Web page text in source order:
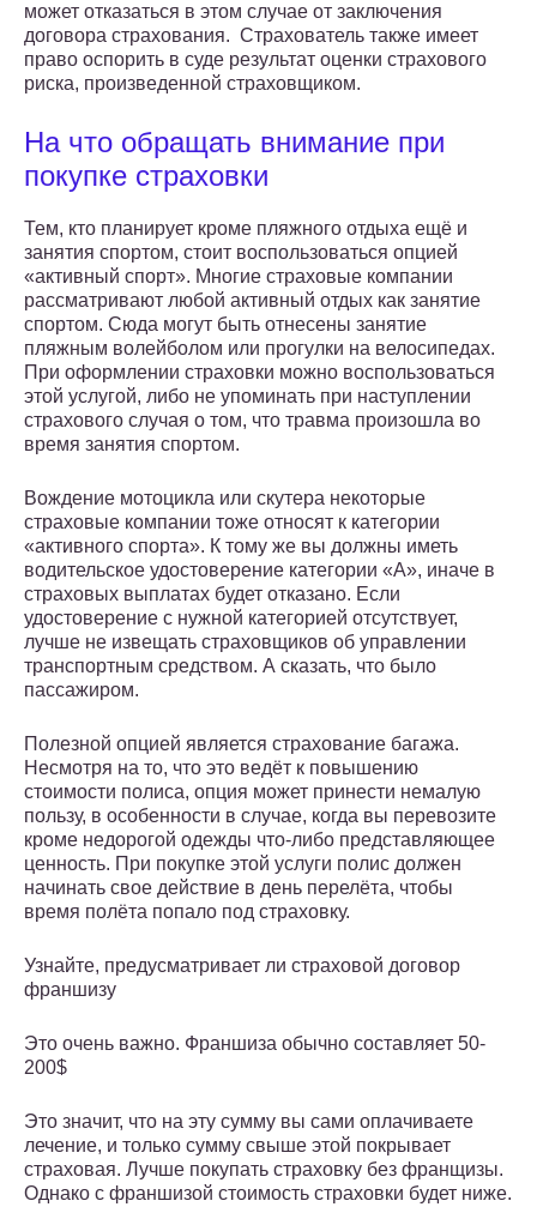
может отказаться в этом случае от заключения
договора страхования. Страхователь также имеет
право оспорить в суде результат оценки страхового
риска, произведенной страховщиком.
На что обращать внимание при
покупке страховки
Тем, кто планирует кроме пляжного отдыха ещё и
занятия спортом, стоит воспользоваться опцией
«активный спорт». Многие страховые компании
рассматривают любой активный отдых как занятие
спортом. Сюда могут быть отнесены занятие
пляжным волейболом или прогулки на велосипедах.
При оформлении страховки можно воспользоваться
этой услугой, либо не упоминать при наступлении
страхового случая о том, что травма произошла во
время занятия спортом.
Вождение мотоцикла или скутера некоторые
страховые компании тоже относят к категории
«активного спорта». К тому же вы должны иметь
водительское удостоверение категории «А», иначе в
страховых выплатах будет отказано. Если
удостоверение с нужной категорией отсутствует,
лучше не извещать страховщиков об управлении
транспортным средством. А сказать, что было
пассажиром.
Полезной опцией является страхование багажа.
Несмотря на то, что это ведёт к повышению
стоимости полиса, опция может принести немалую
пользу, в особенности в случае, когда вы перевозите
кроме недорогой одежды что-либо представляющее
ценность. При покупке этой услуги полис должен
начинать свое действие в день перелёта, чтобы
время полёта попало под страховку.
Узнайте, предусматривает ли страховой договор
франшизу
Это очень важно. Франшиза обычно составляет 50-
200$
Это значит, что на эту сумму вы сами оплачиваете
лечение, и только сумму свыше этой покрывает
страховая. Лучше покупать страховку без франщизы.
Однако с франшизой стоимость страховки будет ниже.